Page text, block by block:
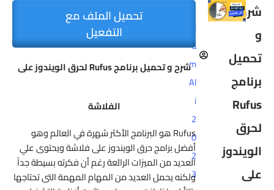
شرح
تحميل
برنامج
Rufus
لحرق
الويندوز
على
sl
m
Al
تحميل الملف مع
التفعيل
شرح و تحميل برنامج Rufus لحرق الويندوز على
الفلاشة
Rufus هو البرنامج الأكثر شهرة في العالم وهو
أفضلبرامج حرق الويندوز على فلاشةويحتوى علي
العديد من الميزات الرائعة رغم أن فكرته بسيطة جداً
ولكنه يحمل العديد من المهام المهمة التى تحتاجها